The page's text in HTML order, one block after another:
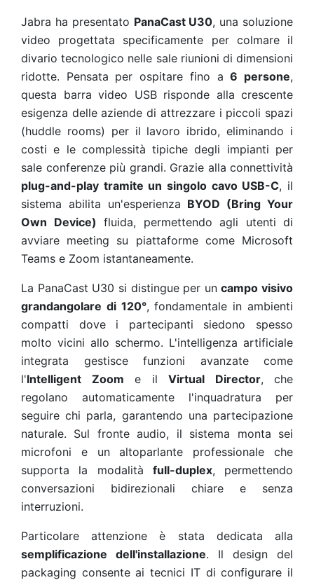
Jabra ha presentato PanaCast U30, una soluzione
video progettata specificamente per colmare il
divario tecnologico nelle sale riunioni di dimensioni
ridotte. Pensata per ospitare fino a6 persone,
questa barra video USB risponde alla crescente
esigenza delle aziende di attrezzare i piccoli spazi
(huddle rooms) per il lavoro ibrido, eliminando i
costi e le complessità tipiche degli impianti per
sale conferenze più grandi. Grazie alla connettività
plug-and-play tramite un singolo cavo USB-C, il
sistema abilita un'esperienza BYOD (Bring Your
Own Device) fluida, permettendo agli utenti di
avviare meeting su piattaforme come Microsoft
Teams e Zoom istantaneamente.
La PanaCast U30 si distingue per uncampo visivo
grandangolare di 120°, fondamentale in ambienti
compatti dove i partecipanti siedono spesso
molto vicini allo schermo. L'intelligenza artificiale
integrata gestisce funzioni avanzate come
l'Intelligent Zoom e il Virtual Director, che
regolano automaticamente l'inquadratura per
seguire chi parla, garantendo una partecipazione
naturale. Sul fronte audio, il sistema monta sei
microfoni e un altoparlante professionale che
supporta la modalità full-duplex, permettendo
conversazioni bidirezionali chiare e senza
interruzioni.
Particolare attenzione è stata dedicata alla
semplificazione dell'installazione. Il design del
packaging consente ai tecnici IT di configurare il